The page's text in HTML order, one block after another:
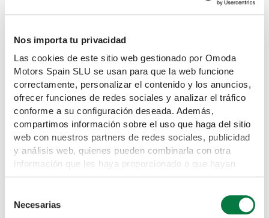
Nos importa tu privacidad
Las cookies de este sitio web gestionado por Omoda
Motors Spain SLU se usan para que la web funcione
correctamente, personalizar el contenido y los anuncios,
ofrecer funciones de redes sociales y analizar el tráfico
conforme a su configuración deseada. Además,
compartimos información sobre el uso que haga del sitio
web con nuestros partners de redes sociales, publicidad
y análisis web, quienes pueden combinarla con otra
información que les haya proporcionado o que hayan
recopilado a partir del uso que haya hecho de sus
nuestra Política de cookies
Necesarias
Diferenciación de marca e innovación tecnológica
OMODA & JAECOO ha sabido trasladar a la perfección
esta filosofía de servicio al cliente a los mercados
internacionales, integrando la estrategia del grupo con
un enfoque local. En España, la marca cuenta con su
propio centro de recambios en Azuqueca de Henares
(Guadalajara), lo que permite garantizar la entrega de
piezas en un plazo de 24 horas a cualquier punto de la
eficiente.